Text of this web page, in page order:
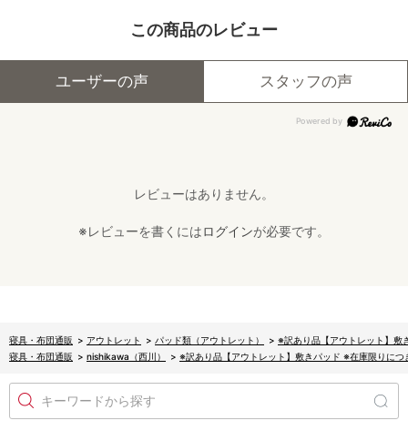
この商品のレビュー
ユーザーの声 スタッフの声
レビューはありません。
※レビューを書くにはログインが必要です。
寝具・布団通販 > アウトレット > パッド類（アウトレット） > ※訳あり品【アウトレット】敷
寝具・布団通販 > nishikawa（西川） > ※訳あり品【アウトレット】敷きパッド ※在庫限りにつ
キーワードから探す